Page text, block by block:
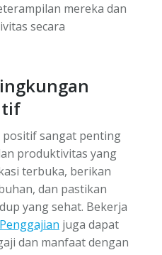
mereka dan
secara
sangat penting
produktivitas yang
terbuka, berikan
dan pastikan
yang sehat. Bekerja
juga dapat
dan manfaat dengan